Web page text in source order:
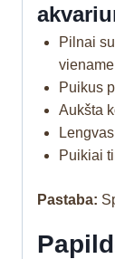
Pilnai
viename
Puikus
Aukšta
Puikiai
Pastaba: